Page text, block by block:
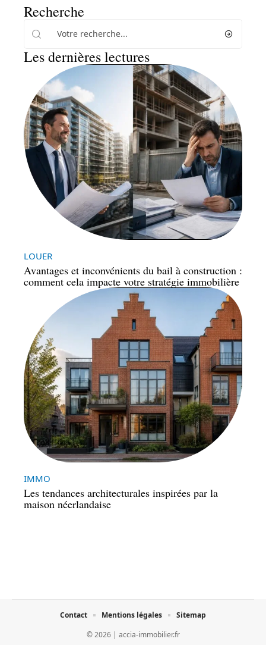
Recherche
Les dernières lectures
LOUER
Avantages et inconvénients du bail à construction :
comment cela impacte votre stratégie immobilière
IMMO
Les tendances architecturales inspirées par la
maison néerlandaise
© 2026 | accia-immobilier.fr
Contact Mentions légales Sitemap